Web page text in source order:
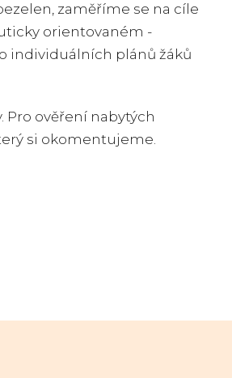
zaměříme se na cíle
orientovaném -
individuálních plánů žáků
Pro ověření nabytých
si okomentujeme.